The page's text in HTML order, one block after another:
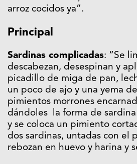
arroz cocidos ya”.
Principal
Sardinas complicadas: “Se
descabezan, desespinan y
picadillo de miga de pan,
un poco de ajo y una yema
pimientos morrones
dándoles la forma de
y se coloca un pimiento
dos sardinas, untadas con el
rebozan en huevo y harina y